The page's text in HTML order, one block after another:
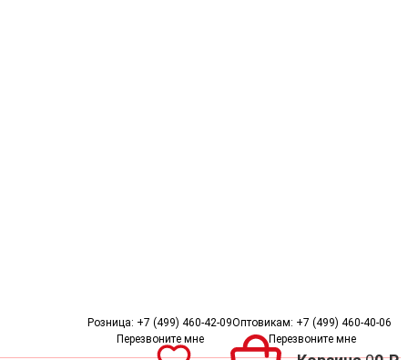
Пожизненная гарантия Оптовикам: +7 (499) 460-40-06
Перезвоните мне
Розница: +7 (499) 460-42-09
Перезвоните мне